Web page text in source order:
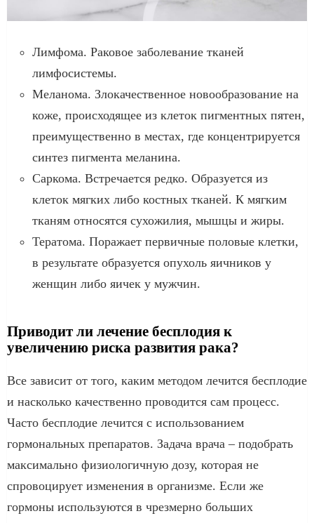
Лимфома. Раковое заболевание тканей
лимфосистемы.
Меланома. Злокачественное новообразование на
коже, происходящее из клеток пигментных пятен,
преимущественно в местах, где концентрируется
синтез пигмента меланина.
Саркома. Встречается редко. Образуется из
клеток мягких либо костных тканей. К мягким
тканям относятся сухожилия, мышцы и жиры.
Тератома. Поражает первичные половые клетки,
в результате образуется опухоль яичников у
женщин либо яичек у мужчин.
Приводит ли лечение бесплодия к
увеличению риска развития рака?
Все зависит от того, каким методом лечится бесплодие
и насколько качественно проводится сам процесс.
Часто бесплодие лечится с использованием
гормональных препаратов. Задача врача – подобрать
максимально физиологичную дозу, которая не
спровоцирует изменения в организме. Если же
гормоны используются в чрезмерно больших